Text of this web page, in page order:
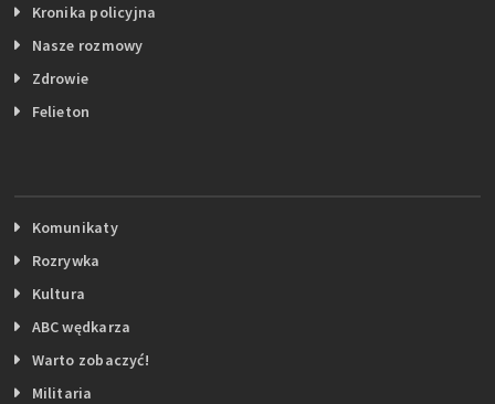
Kronika policyjna
Nasze rozmowy
Zdrowie
Felieton
Komunikaty
Rozrywka
Kultura
ABC wędkarza
Warto zobaczyć!
Militaria